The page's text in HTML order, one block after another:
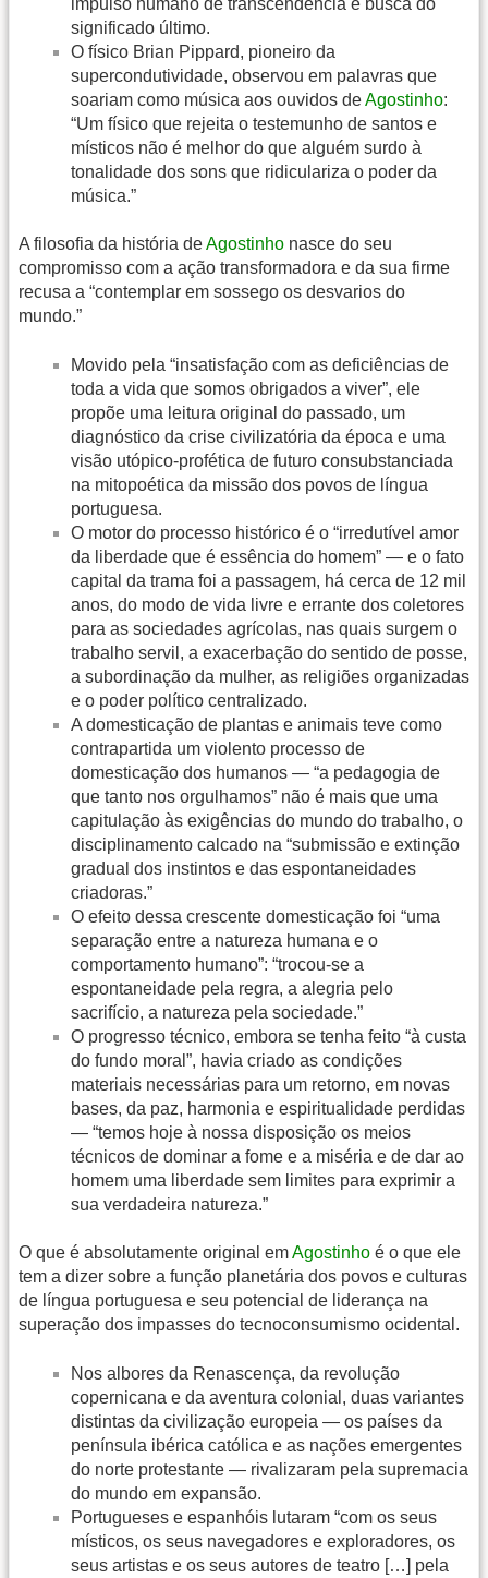
impulso humano de transcendência e busca do
significado último.
O físico Brian Pippard, pioneiro da
supercondutividade, observou em palavras que
soariam como música aos ouvidos deAgostinho:
“Um físico que rejeita o testemunho de santos e
místicos não é melhor do que alguém surdo à
tonalidade dos sons que ridiculariza o poder da
música.”
A filosofia da história deAgostinho nasce do seu
compromisso com a ação transformadora e da sua firme
recusa a “contemplar em sossego os desvarios do
mundo.”
Movido pela “insatisfação com as deficiências de
toda a vida que somos obrigados a viver”, ele
propõe uma leitura original do passado, um
diagnóstico da crise civilizatória da época e uma
visão utópico-profética de futuro consubstanciada
na mitopoética da missão dos povos de língua
portuguesa.
O motor do processo histórico é o “irredutível amor
da liberdade que é essência do homem” — e o fato
capital da trama foi a passagem, há cerca de 12 mil
anos, do modo de vida livre e errante dos coletores
para as sociedades agrícolas, nas quais surgem o
trabalho servil, a exacerbação do sentido de posse,
a subordinação da mulher, as religiões organizadas
e o poder político centralizado.
A domesticação de plantas e animais teve como
contrapartida um violento processo de
domesticação dos humanos — “a pedagogia de
que tanto nos orgulhamos” não é mais que uma
capitulação às exigências do mundo do trabalho, o
disciplinamento calcado na “submissão e extinção
gradual dos instintos e das espontaneidades
criadoras.”
O efeito dessa crescente domesticação foi “uma
separação entre a natureza humana e o
comportamento humano”: “trocou-se a
espontaneidade pela regra, a alegria pelo
sacrifício, a natureza pela sociedade.”
O progresso técnico, embora se tenha feito “à custa
do fundo moral”, havia criado as condições
materiais necessárias para um retorno, em novas
bases, da paz, harmonia e espiritualidade perdidas
— “temos hoje à nossa disposição os meios
técnicos de dominar a fome e a miséria e de dar ao
homem uma liberdade sem limites para exprimir a
sua verdadeira natureza.”
O que é absolutamente original emAgostinho é o que ele
tem a dizer sobre a função planetária dos povos e culturas
de língua portuguesa e seu potencial de liderança na
superação dos impasses do tecnoconsumismo ocidental.
Nos albores da Renascença, da revolução
copernicana e da aventura colonial, duas variantes
distintas da civilização europeia — os países da
península ibérica católica e as nações emergentes
do norte protestante — rivalizaram pela supremacia
do mundo em expansão.
Portugueses e espanhóis lutaram “com os seus
místicos, os seus navegadores e exploradores, os
seus artistas e os seus autores de teatro […] pela